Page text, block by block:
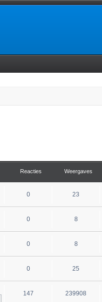
Reacties Weergaves
0 23
0 8
0 8
0 25
147 239908